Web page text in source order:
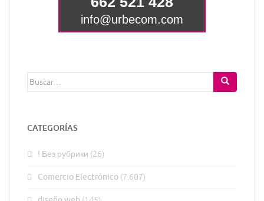
Buscar:
CATEGORÍAS
! Без рубрики (26)
Comercio Electrónico (7.607)